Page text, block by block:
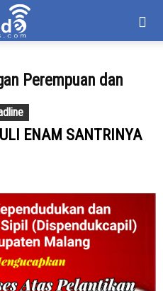
Perempuan dan
ENAM SANTRINYA